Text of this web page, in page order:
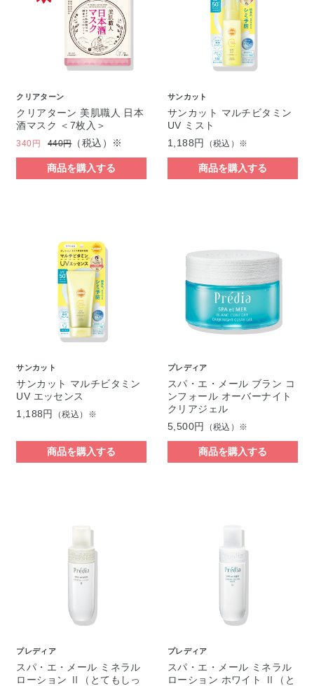
クリアターン
クリアターン 美肌職人 日本
酒マスク ＜7枚入＞
340円 440円（税込）※
商品を購入する
サンカット
サンカット マルチビタミン
UV ミスト
1,188円
（税込）※
商品を購入する
サンカット
サンカット マルチビタミン
UV エッセンス
1,188円
（税込）※
商品を購入する
プレディア
スパ・エ・メール ブラン コ
ンフォール オーバーナイト
クリアジェル
5,500円
（税込）※
商品を購入する
プレディア
スパ・エ・メール ミネラル
ローション Ⅱ（とてもしっ
プレディア
スパ・エ・メール ミネラル
ローション ホワイト Ⅱ（と